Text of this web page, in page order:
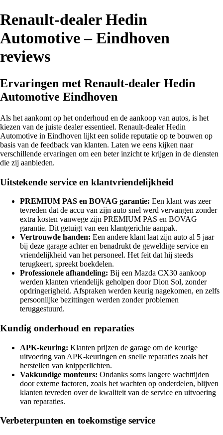
Renault-dealer Hedin
Automotive – Eindhoven
reviews
Ervaringen met Renault-dealer Hedin
Automotive Eindhoven
Als het aankomt op het onderhoud en de aankoop van autos, is het
kiezen van de juiste dealer essentieel. Renault-dealer Hedin
Automotive in Eindhoven lijkt een solide reputatie op te bouwen op
basis van de feedback van klanten. Laten we eens kijken naar
verschillende ervaringen om een beter inzicht te krijgen in de diensten
die zij aanbieden.
Uitstekende service en klantvriendelijkheid
PREMIUM PAS en BOVAG garantie: Een klant was zeer
tevreden dat de accu van zijn auto snel werd vervangen zonder
extra kosten vanwege zijn PREMIUM PAS en BOVAG
garantie. Dit getuigt van een klantgerichte aanpak.
Vertrouwde handen: Een andere klant laat zijn auto al 5 jaar
bij deze garage achter en benadrukt de geweldige service en
vriendelijkheid van het personeel. Het feit dat hij steeds
terugkeert, spreekt boekdelen.
Professionele afhandeling: Bij een Mazda CX30 aankoop
werden klanten vriendelijk geholpen door Dion Sol, zonder
opdringerigheid. Afspraken werden keurig nagekomen, en zelfs
persoonlijke bezittingen werden zonder problemen
teruggestuurd.
Kundig onderhoud en reparaties
APK-keuring: Klanten prijzen de garage om de keurige
uitvoering van APK-keuringen en snelle reparaties zoals het
herstellen van knipperlichten.
Vakkundige monteurs: Ondanks soms langere wachttijden
door externe factoren, zoals het wachten op onderdelen, blijven
klanten tevreden over de kwaliteit van de service en uitvoering
van reparaties.
Verbeterpunten en toekomstige service